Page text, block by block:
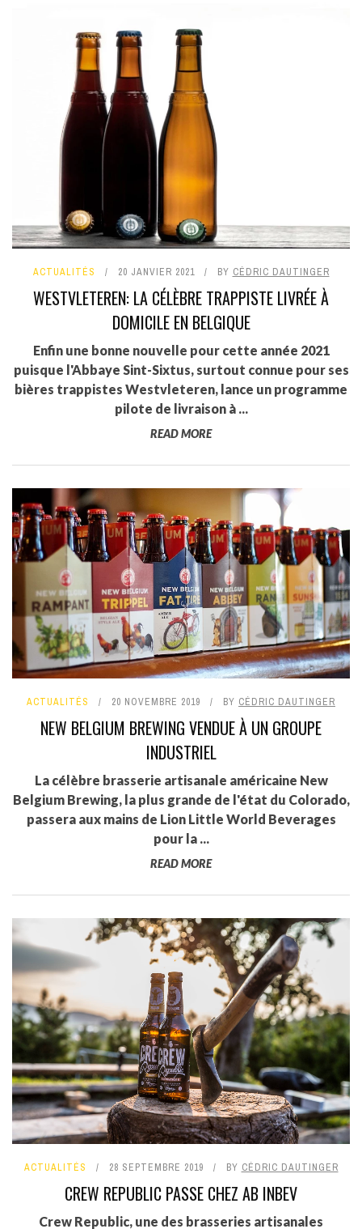
ACTUALITÉS 20 JANVIER 2021 BY CÉDRIC DAUTINGER
WESTVLETEREN: LA CÉLÈBRE TRAPPISTE LIVRÉE À
DOMICILE EN BELGIQUE
Enfin une bonne nouvelle pour cette année 2021
puisque l'Abbaye Sint-Sixtus, surtout connue pour ses
bières trappistes Westvleteren, lance un programme
pilote de livraison à ...
READ MORE
ACTUALITÉS 20 NOVEMBRE 2019 BY CÉDRIC DAUTINGER
NEW BELGIUM BREWING VENDUE À UN GROUPE
INDUSTRIEL
La célèbre brasserie artisanale américaine New
Belgium Brewing, la plus grande de l'état du Colorado,
passera aux mains de Lion Little World Beverages
pour la ...
READ MORE
ACTUALITÉS 28 SEPTEMBRE 2019 BY CÉDRIC DAUTINGER
CREW REPUBLIC PASSE CHEZ AB INBEV
Crew Republic, une des brasseries artisanales